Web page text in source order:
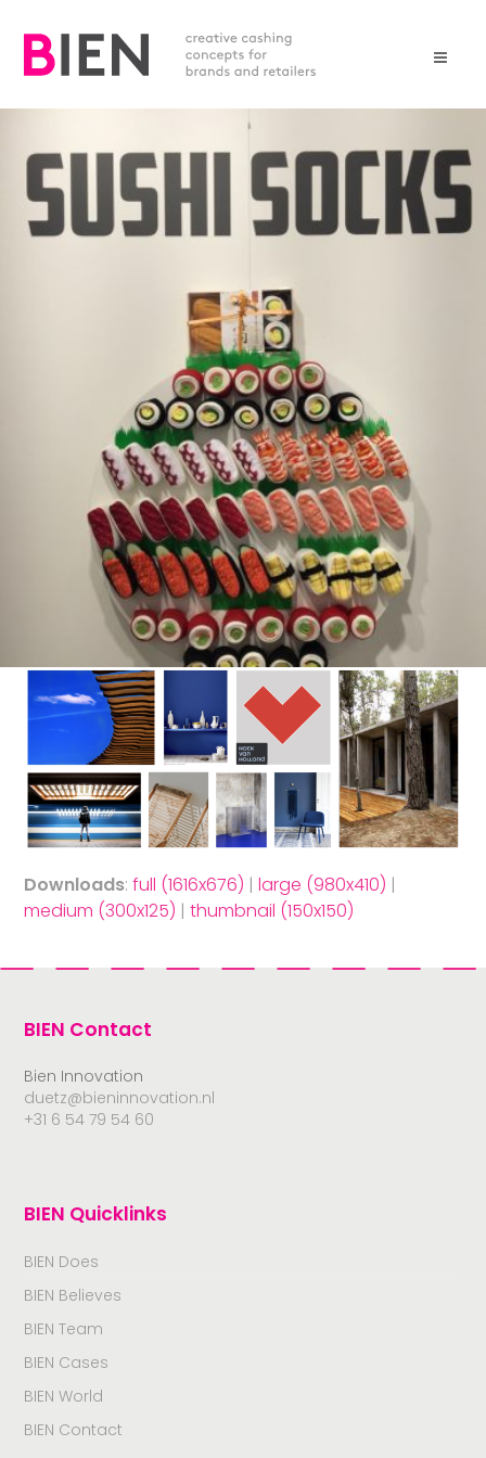
Downloads:full (1616x676) |large (980x410) |
medium (300x125) |thumbnail (150x150)
BIEN Contact
Bien Innovation
duetz@bieninnovation.nl
+31 6 54 79 54 60
BIEN Quicklinks
BIEN Does
BIEN Believes
BIEN Team
BIEN Cases
BIEN World
BIEN Contact